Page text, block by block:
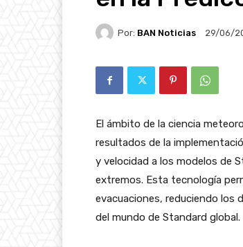
Por: BAN Noticias 29/06/
El ámbito de la ciencia
resultados de la
y velocidad a los modelos de
extremos. Esta tecnología
evacuaciones, reduciendo los
del mundo de Standard global.